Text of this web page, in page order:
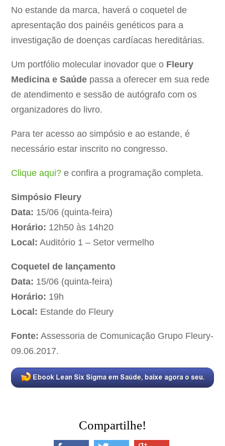
No estande da marca, haverá o coquetel de
apresentação dos painéis genéticos para a
investigação de doenças cardíacas hereditárias.
Um portfólio molecular inovador que o Fleury
Medicina e Saúde passa a oferecer em sua rede
de atendimento e sessão de autógrafo com os
organizadores do livro.
Para ter acesso ao simpósio e ao estande, é
necessário estar inscrito no congresso.
Clique aqui? e confira a programação completa.
Simpósio Fleury
Data: 15/06 (quinta-feira)
Horário: 12h50 às 14h20
Local: Auditório 1 – Setor vermelho
Coquetel de lançamento
Data: 15/06 (quinta-feira)
Horário: 19h
Local: Estande do Fleury
Fonte: Assessoria de Comunicação Grupo Fleury-
09.06.2017.
Compartilhe!